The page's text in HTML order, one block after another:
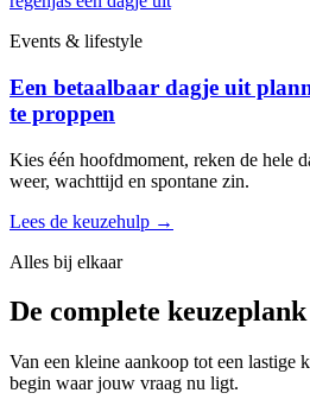
Events & lifestyle
Een betaalbaar dagje uit
te proppen
Kies één hoofdmoment, reken de hele
weer, wachttijd en spontane zin.
Lees de keuzehulp →
Alles bij elkaar
De complete keuzeplank
Van een kleine aankoop tot een lastige
begin waar jouw vraag nu ligt.